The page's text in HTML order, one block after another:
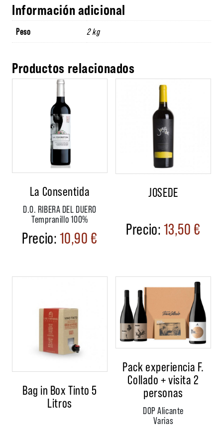
Información adicional
Peso 2 kg
Productos relacionados
La Consentida
D.O. RIBERA DEL DUERO
Tempranillo 100%
10,90€
JOSEDE
13,50€
Bag in Box Tinto 5
Litros
Pack experiencia F.
Collado + visita 2
personas
DOP Alicante
Varias